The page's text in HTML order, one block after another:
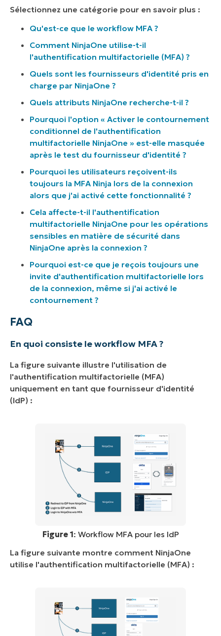
Sélectionnez une catégorie pour en savoir plus :
Qu'est-ce que le workflow MFA ?
Comment NinjaOne utilise-t-il
l'authentification multifactorielle (MFA) ?
Quels sont les fournisseurs d'identité pris en
charge par NinjaOne ?
Quels attributs NinjaOne recherche-t-il ?
Pourquoi l'option « Activer le contournement
conditionnel de l'authentification
multifactorielle NinjaOne » est-elle masquée
après le test du fournisseur d'identité ?
Pourquoi les utilisateurs reçoivent-ils
toujours la MFA Ninja lors de la connexion
alors que j'ai activé cette fonctionnalité ?
Cela affecte-t-il l'authentification
multifactorielle NinjaOne pour les opérations
sensibles en matière de sécurité dans
NinjaOne après la connexion ?
Pourquoi est-ce que je reçois toujours une
invite d'authentification multifactorielle lors
de la connexion, même si j'ai activé le
contournement ?
FAQ
En quoi consiste le workflow MFA ?
La figure suivante illustre l'utilisation de
l'authentification multifactorielle (MFA)
uniquement en tant que fournisseur d'identité
(IdP) :
Figure 1: Workflow MFA pour les IdP
La figure suivante montre comment NinjaOne
utilise l'authentification multifactorielle (MFA) :